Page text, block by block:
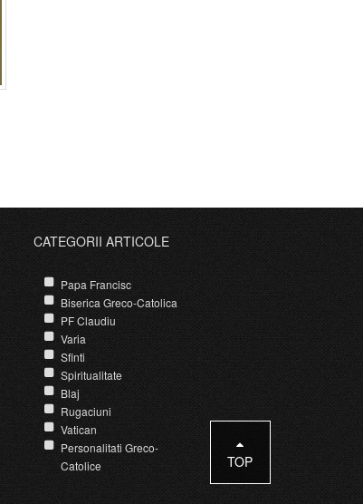
CATEGORII ARTICOLE
Papa Francisc
Biserica Greco-Catolica
PF Claudiu
Varia
Sfinti
Spiritualitate
Blaj
Rugaciuni
Vatican
Personalitati Greco-
Catolice
TOP